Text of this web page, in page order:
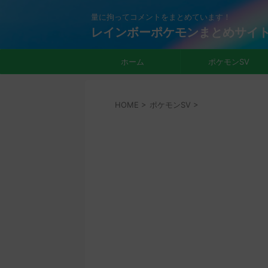
量に拘ってコメントをまとめています！
レインボーポケモンまとめサイ
ホーム ポケモンSV
HOME > ポケモンSV >